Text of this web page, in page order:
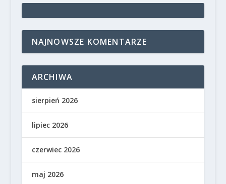
NAJNOWSZE KOMENTARZE
ARCHIWA
sierpień 2026
lipiec 2026
czerwiec 2026
maj 2026